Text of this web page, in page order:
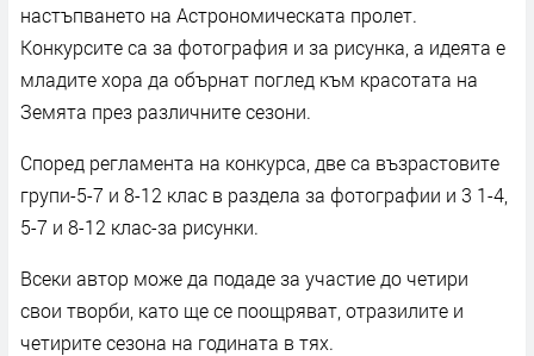
настъпването на Астрономическата пролет.
Конкурсите са за фотография и за рисунка, а идеята е
младите хора да обърнат поглед към красотата на
Земята през различните сезони.
Според регламента на конкурса, две са възрастовите
групи-5-7 и 8-12 клас в раздела за фотографии и 3 1-4,
5-7 и 8-12 клас-за рисунки.
Всеки автор може да подаде за участие до четири
свои творби, като ще се поощряват, отразилите и
четирите сезона на годината в тях.